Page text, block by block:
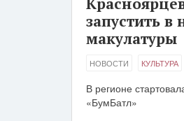
запустить в
макулатуры
НОВОСТИ КУЛЬТУРА
В регионе
«БумБатл»